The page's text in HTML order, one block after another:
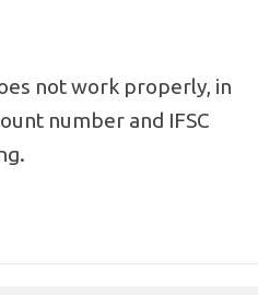
not work properly, in
number and IFSC